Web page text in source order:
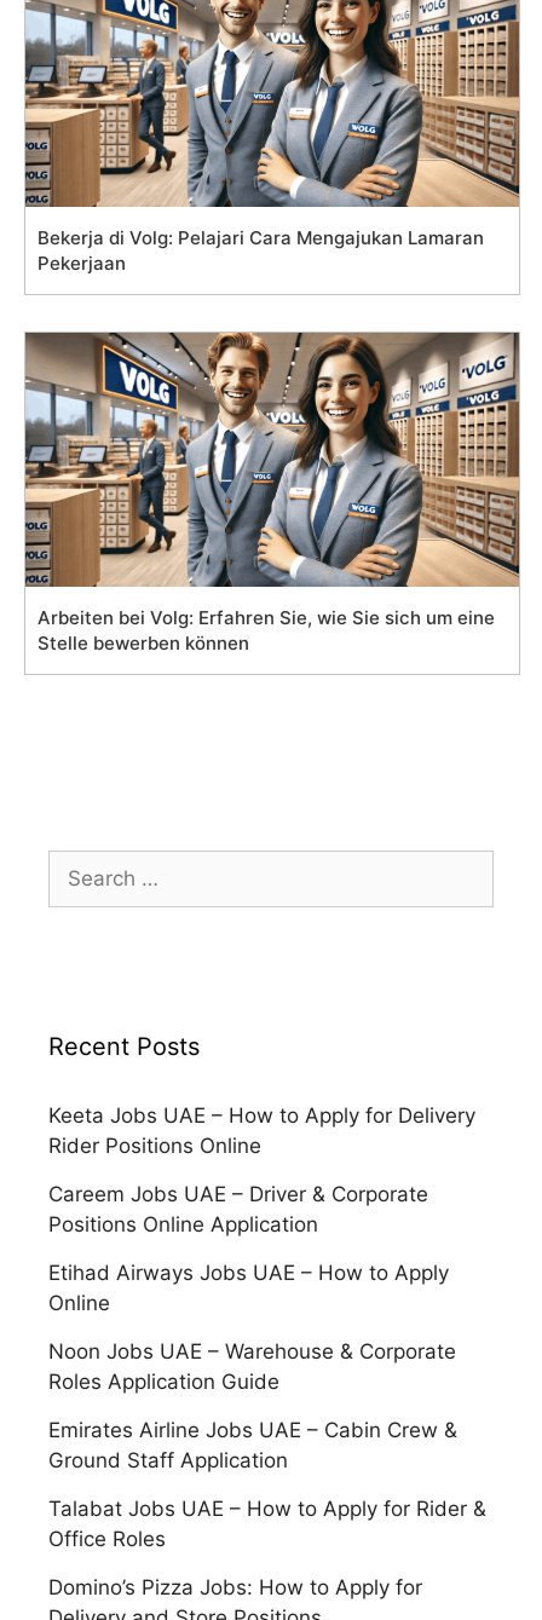
Bekerja di Volg: Pelajari Cara Mengajukan Lamaran
Pekerjaan
Arbeiten bei Volg: Erfahren Sie, wie Sie sich um eine
Stelle bewerben können
Search
for:
Recent Posts
Keeta Jobs UAE – How to Apply for Delivery
Rider Positions Online
Careem Jobs UAE – Driver & Corporate
Positions Online Application
Etihad Airways Jobs UAE – How to Apply
Online
Noon Jobs UAE – Warehouse & Corporate
Roles Application Guide
Emirates Airline Jobs UAE – Cabin Crew &
Ground Staff Application
Talabat Jobs UAE – How to Apply for Rider &
Office Roles
Domino’s Pizza Jobs: How to Apply for